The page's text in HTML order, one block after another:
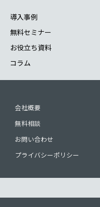
導入事例
無料セミナー
お役立ち資料
コラム
会社概要
無料相談
お問い合わせ
プライバシーポリシー